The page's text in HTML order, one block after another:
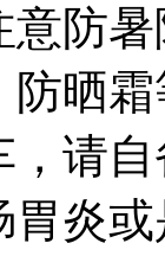
意防
晒霜
，请
胃炎